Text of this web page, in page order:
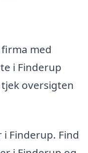
med
i Finderup
oversigten
Finderup. Find